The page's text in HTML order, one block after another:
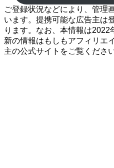
ご登録状況などにより、管理
います。提携可能な広告主は
ります。なお、本情報は
新の情報はもしもアフィリエ
主の公式サイトをご覧ください